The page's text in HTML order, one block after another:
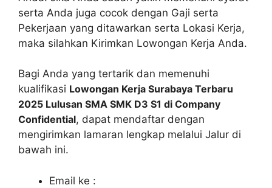
serta Anda juga cocok dengan Gaji serta
Pekerjaan yang ditawarkan serta Lokasi Kerja,
maka silahkan Kirimkan Lowongan Kerja Anda.
Bagi Anda yang tertarik dan memenuhi
kualifikasi Lowongan Kerja Surabaya Terbaru
2025 Lulusan SMA SMK D3 S1 di Company
Confidential, dapat mendaftar dengan
mengirimkan lamaran lengkap melalui Jalur di
bawah ini.
Email ke :